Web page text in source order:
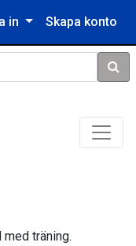
in Skapa konto
Sök
träning.